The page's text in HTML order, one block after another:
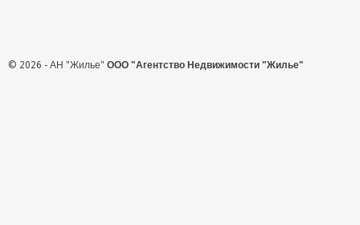
© 2026 - АН "Жилье" ООО "Агентство Недвижимости "Жилье"